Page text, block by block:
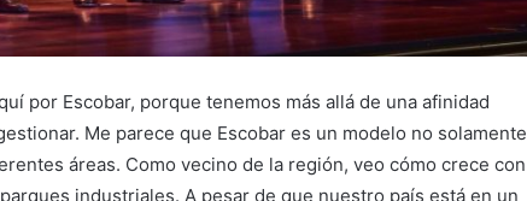
por Escobar, porque tenemos más allá de una afinidad
Me parece que Escobar es un modelo no solamente
áreas. Como vecino de la región, veo cómo crece con
industriales. A pesar de que nuestro país está en un